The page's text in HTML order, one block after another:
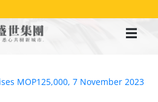
MOP125,000, 7 November 2023